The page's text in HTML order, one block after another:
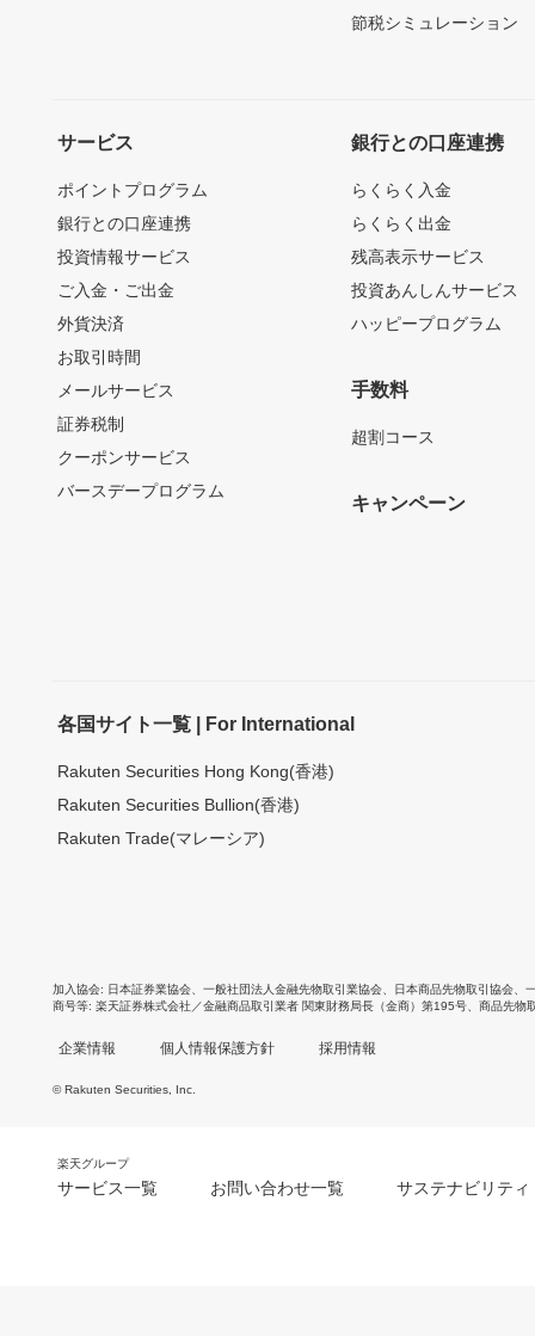
節税シミュレーション
サービス
ポイントプログラム
銀行との口座連携
投資情報サービス
ご入金・ご出金
外貨決済
お取引時間
メールサービス
証券税制
クーポンサービス
バースデープログラム
銀行との口座連携
らくらく入金
らくらく出金
残高表示サービス
投資あんしんサービス
ハッピープログラム
手数料
超割コース
キャンペーン
各国サイト一覧 | For International
Rakuten Securities Hong Kong(香港)
Rakuten Securities Bullion(香港)
Rakuten Trade(マレーシア)
加入協会 日本証券業協会 一般社団法人金融先物取引業協会 日本商品先物取引協会
商号等 楽天証券株式会社／金融商品取引業者 関東財務局長（金商）第195号、商品先物
企業情報 個人情報保護方針 採用情報
© Rakuten Securities, Inc.
楽天グループ
サービス一覧 お問い合わせ一覧 サステナビリティ